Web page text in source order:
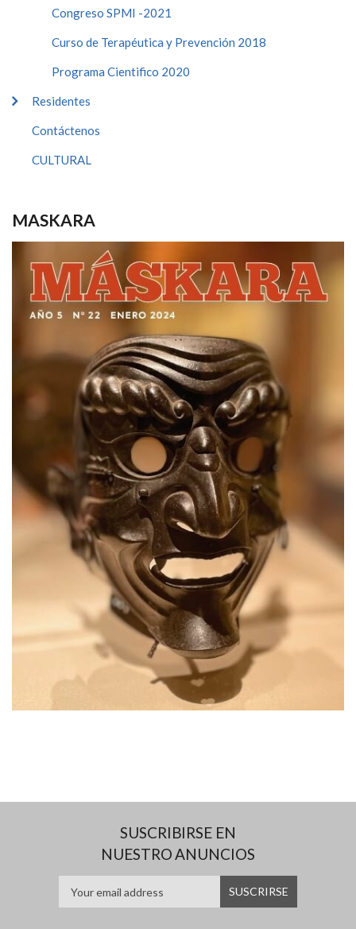
Congreso SPMI -2021
Curso de Terapéutica y Prevención 2018
Programa Cientifico 2020
Residentes
Contáctenos
CULTURAL
MASKARA
SUSCRIBIRSE EN
NUESTRO ANUNCIOS